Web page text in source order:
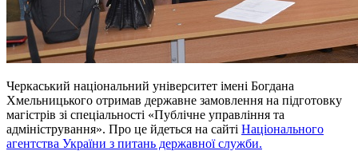
Черкаський національний університет імені Богдана
Хмельницького отримав державне замовлення на підготовку
магістрів зі спеціальності «Публічне управління та
адміністрування». Про це йдеться на сайті Національного
агентства України з питань державної служби.